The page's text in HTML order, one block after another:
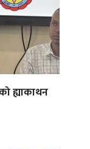
ह्याकाथन